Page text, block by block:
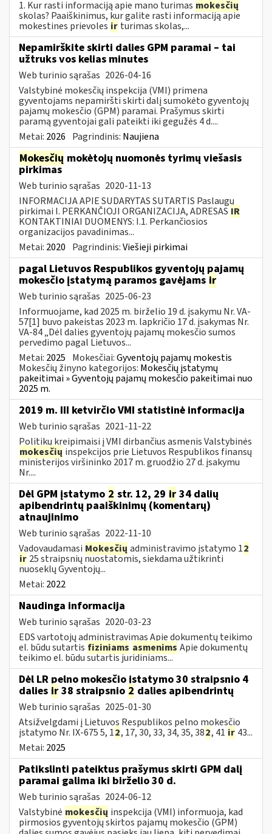
1. Kur rasti informaciją apie mano turimas mokesčių
skolas? Paaiškinimus, kur galite rasti informaciją apie
mokestines prievoles ir turimas skolas,...
Nepamirškite skirti dalies GPM paramai – tai
užtruks vos kelias minutes
Web turinio sąrašas 2026-04-16
Valstybinė mokesčių inspekcija (VMI) primena
gyventojams nepamiršti skirti dalį sumokėto gyventojų
pajamų mokesčio (GPM) paramai. Prašymus skirti
paramą gyventojai gali pateikti iki gegužės 4 d....
Metai: 2026 Pagrindinis: Naujiena
Mokesčių mokėtojų nuomonės tyrimų viešasis
pirkimas
Web turinio sąrašas 2020-11-13
INFORMACIJA APIE SUDARYTAS SUTARTIS Paslaugų
pirkimai I. PERKANČIOJI ORGANIZACIJA, ADRESAS IR
KONTAKTINIAI DUOMENYS: I.1. Perkančiosios
organizacijos pavadinimas...
Metai: 2020 Pagrindinis:Viešieji pirkimai
pagal Lietuvos Respublikos gyventojų pajamų
mokesčio įstatymą paramos gavėjams ir
Web turinio sąrašas 2025-06-23
Informuojame, kad 2025 m. birželio 19 d. įsakymu Nr. VA-
57[1] buvo pakeistas 2023 m. lapkričio 17 d. įsakymas Nr.
VA-84 „Dėl dalies gyventojų pajamų mokesčio sumos
pervedimo pagal Lietuvos...
Metai: 2025 Mokesčiai:Gyventojų pajamų mokestis
Mokesčių žinyno kategorijos: Mokesčių įstatymų
pakeitimai » Gyventojų pajamų mokesčio pakeitimai nuo
2025 m.
2019 m. III ketvirčio VMI statistinė informacija
Web turinio sąrašas 2021-11-22
Politikų kreipimaisi į VMI dirbančius asmenis Valstybinės
mokesčių inspekcijos prie Lietuvos Respublikos finansų
ministerijos viršininko 2017 m. gruodžio 27 d. įsakymu
Nr....
Dėl GPM įstatymo 2 str. 12, 29 ir 34 dalių
apibendrintų paaiškinimų (komentarų)
atnaujinimo
Web turinio sąrašas 2022-11-10
Vadovaudamasi Mokesčių administravimo įstatymo 12
ir 25 straipsnių nuostatomis, siekdama užtikrinti
nuoseklų Gyventojų...
Metai: 2022
Naudinga informacija
Web turinio sąrašas 2020-03-23
EDS vartotojų administravimas Apie dokumentų teikimo
el. būdu sutartis fiziniams asmenims Apie dokumentų
teikimo el. būdu sutartis juridiniams...
Dėl LR pelno mokesčio įstatymo 30 straipsnio 4
dalies ir 38 straipsnio 2 dalies apibendrintų
Web turinio sąrašas 2025-01-30
Atsižvelgdami į Lietuvos Respublikos pelno mokesčio
įstatymo Nr. IX-675 5, 12, 17, 30, 33, 34, 35, 382, 41 ir 43...
Metai: 2025
Patikslinti pateiktus prašymus skirti GPM dalį
paramai galima iki birželio 30 d.
Web turinio sąrašas 2024-06-12
Valstybinė mokesčių inspekcija (VMI) informuoja, kad
pirmosios gyventojų skirtos pajamų mokesčio (GPM)